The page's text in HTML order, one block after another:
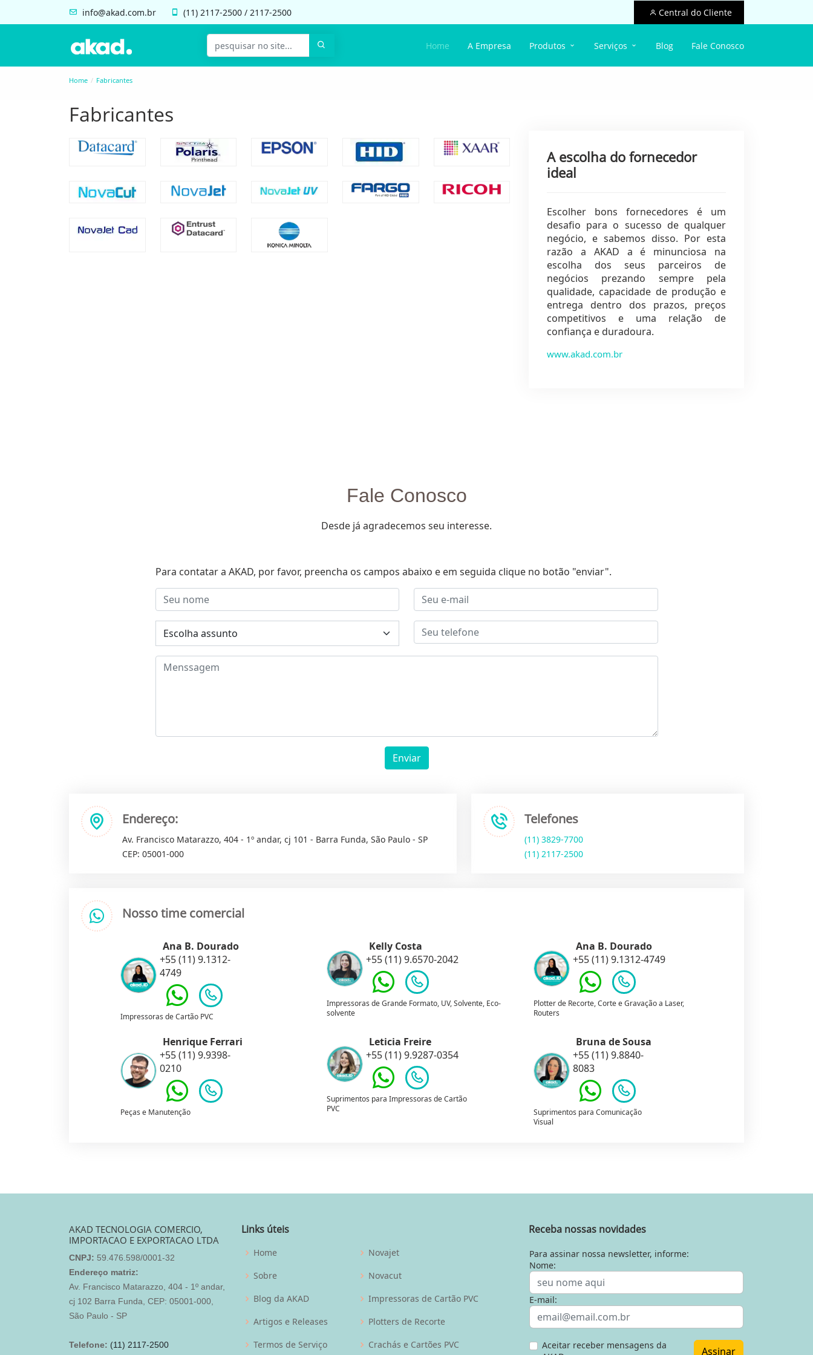
info@akad.com.br (11) 2117-2500 / 2117-2500 Central do Cliente
Home A Empresa Produtos Serviços Blog Fale Conosco
Home Fabricantes
Fabricantes
A escolha do fornecedor
ideal
Escolher bons fornecedores é um
desafio para o sucesso de qualquer
negócio, e sabemos disso. Por esta
razão a AKAD a é minunciosa na
escolha dos seus parceiros de
negócios prezando sempre pela
qualidade, capacidade de produção e
entrega dentro dos prazos, preços
competitivos e uma relação de
confiança e duradoura.
www.akad.com.br
Fale Conosco
Desde já agradecemos seu interesse.
Para contatar a AKAD, por favor, preencha os campos abaixo e em seguida clique no botão "enviar".
Enviar
Endereço:
Av. Francisco Matarazzo, 404 - 1º andar, cj 101 - Barra Funda, São Paulo - SP
CEP: 05001-000
Telefones
(11) 3829-7700
(11) 2117-2500
Nosso time comercial
Ana B. Dourado
+55 (11) 9.1312-
4749
Impressoras de Cartão PVC
Kelly Costa
+55 (11) 9.6570-2042
Impressoras de Grande Formato, UV, Solvente, Eco-
solvente
Ana B. Dourado
+55 (11) 9.1312-4749
Plotter de Recorte, Corte e Gravação a Laser,
Routers
Henrique Ferrari
+55 (11) 9.9398-
0210
Peças e Manutenção
Leticia Freire
+55 (11) 9.9287-0354
Suprimentos para Impressoras de Cartão
PVC
Bruna de Sousa
+55 (11) 9.8840-
8083
Suprimentos para Comunicação
Visual
AKAD TECNOLOGIA COMERCIO,
IMPORTACAO E EXPORTACAO LTDA
CNPJ: 59.476.598/0001-32
Endereço matriz:
Av. Francisco Matarazzo, 404 - 1º andar,
cj 102 Barra Funda, CEP: 05001-000,
São Paulo - SP
Telefone: (11) 2117-2500
Links úteis
Home
Sobre
Blog da AKAD
Artigos e Releases
Termos de Serviço
Novajet
Novacut
Impressoras de Cartão PVC
Plotters de Recorte
Crachás e Cartões PVC
Receba nossas novidades
Para assinar nossa newsletter, informe:
Nome:
E-mail:
Aceitar receber mensagens da
Assinar